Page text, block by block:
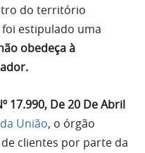
do território
estipulado uma
obedeça à
17.990, De 20 De Abril
União, o órgão
clientes por parte da